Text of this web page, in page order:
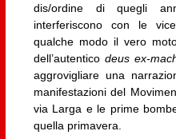
dis/ordine di quegli
interferiscono con le
qualche modo il vero
dell’autentico deus ex-
aggrovigliare una
manifestazioni del
via Larga e le prime
quella primavera.